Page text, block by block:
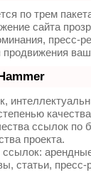
по трем
сайта
пресс-
ссылок по
проекта.
статьи, пресс-